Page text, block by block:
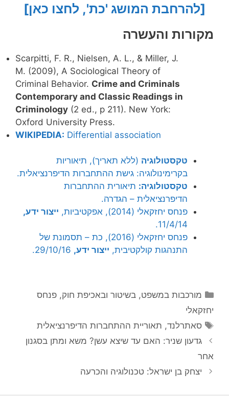
[להרחבת המושג 'כת', לחצו כאן]
מקורות והעשרה
Scarpitti, F. R., Nielsen, A. L., & Miller, J.
M. (2009), A Sociological Theory of
Criminal Behavior. Crime and Criminals
Contemporary and Classic Readings in
Criminology (2 ed., p 211). New York:
Oxford University Press.
WIKIPEDIA: Differential association
טקסטולוגיה (ללא תאריך), תיאוריות
בקרימינולוגיה: גישת ההתחברות הדיפרנציאלית.
טקסטולוגיה: תיאורית ההתחברות
הדיפרנציאלית – הגדרה.
פנחס יחזקאלי (2014), אפקטיביות,
ייצור ידע,
11/4/14.
פנחס יחזקאלי (2016), כת – תסמונת של
התנהגות קולקטיבית, ייצור ידע,
קטגוריות
מורכבות במשפט, בשיטור ובאכיפת חוק,פנחס
יחזקאלי
תגיות
סאתרלנד, תאוריית ההתחברות הדיפרנציאלית
גדעון שניר: האם עד שיצא עשן? משא ומתן בסגנון
אחר
יצחק בן ישראל: טכנולוגיה והכרעה